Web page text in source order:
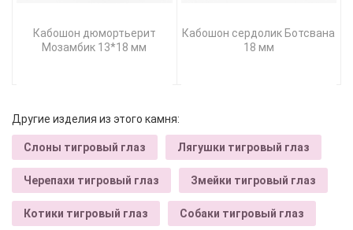
Кабошон дюмортьерит
Мозамбик 13*18 мм
Кабошон сердолик Ботсвана
18 мм
Другие изделия из этого камня:
Слоны тигровый глаз Лягушки тигровый глаз
Черепахи тигровый глаз Змейки тигровый глаз
Котики тигровый глаз Собаки тигровый глаз